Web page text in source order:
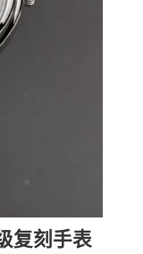
复刻手表